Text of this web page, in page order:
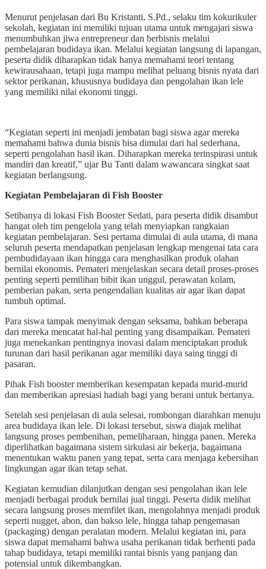
Menurut penjelasan dari Bu Kristanti, S.Pd., selaku tim kokurikuler
sekolah, kegiatan ini memiliki tujuan utama untuk mengajari siswa
menumbuhkan jiwa entrepreneur dan berbisnis melalui
pembelajaran budidaya ikan. Melalui kegiatan langsung di lapangan,
peserta didik diharapkan tidak hanya memahami teori tentang
kewirausahaan, tetapi juga mampu melihat peluang bisnis nyata dari
sektor perikanan, khususnya budidaya dan pengolahan ikan lele
yang memiliki nilai ekonomi tinggi.
“Kegiatan seperti ini menjadi jembatan bagi siswa agar mereka
memahami bahwa dunia bisnis bisa dimulai dari hal sederhana,
seperti pengolahan hasil ikan. Diharapkan mereka terinspirasi untuk
mandiri dan kreatif,” ujar Bu Tanti dalam wawancara singkat saat
kegiatan berlangsung.
Kegiatan Pembelajaran di Fish Booster
Setibanya di lokasi Fish Booster Sedati, para peserta didik disambut
hangat oleh tim pengelola yang telah menyiapkan rangkaian
kegiatan pembelajaran. Sesi pertama dimulai di aula utama, di mana
seluruh peserta mendapatkan penjelasan lengkap mengenai tata cara
pembudidayaan ikan hingga cara menghasilkan produk olahan
bernilai ekonomis. Pemateri menjelaskan secara detail proses-proses
penting seperti pemilihan bibit ikan unggul, perawatan kolam,
pemberian pakan, serta pengendalian kualitas air agar ikan dapat
tumbuh optimal.
Para siswa tampak menyimak dengan seksama, bahkan beberapa
dari mereka mencatat hal-hal penting yang disampaikan. Pemateri
juga menekankan pentingnya inovasi dalam menciptakan produk
turunan dari hasil perikanan agar memiliki daya saing tinggi di
pasaran.
Pihak Fish booster memberikan kesempatan kepada murid-murid
dan memberikan apresiasi hadiah bagi yang berani untuk bertanya.
Setelah sesi penjelasan di aula selesai, rombongan diarahkan menuju
area budidaya ikan lele. Di lokasi tersebut, siswa diajak melihat
langsung proses pembenihan, pemeliharaan, hingga panen. Mereka
diperlihatkan bagaimana sistem sirkulasi air bekerja, bagaimana
menentukan waktu panen yang tepat, serta cara menjaga kebersihan
lingkungan agar ikan tetap sehat.
Kegiatan kemudian dilanjutkan dengan sesi pengolahan ikan lele
menjadi berbagai produk bernilai jual tinggi. Peserta didik melihat
secara langsung proses memfilet ikan, mengolahnya menjadi produk
seperti nugget, abon, dan bakso lele, hingga tahap pengemasan
(packaging) dengan peralatan modern. Melalui kegiatan ini, para
siswa dapat memahami bahwa usaha perikanan tidak berhenti pada
tahap budidaya, tetapi memiliki rantai bisnis yang panjang dan
potensial untuk dikembangkan.